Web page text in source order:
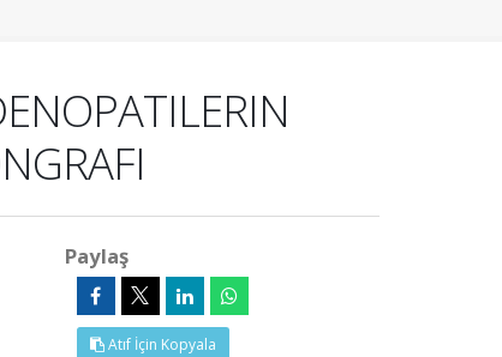
Paylaş
Atıf İçin Kopyala